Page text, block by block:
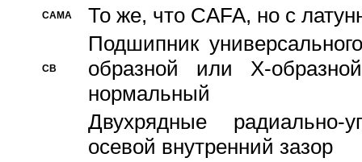
CAMA То же, что CAFA, но с
CB
Подшипник
образной или Х-
нормальный
Двухрядные радиально-
осевой внутренний зазор